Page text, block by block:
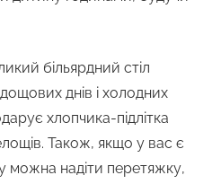
більярдний стіл
днів і холодних
хлопчика-підлітка
Також, якщо у вас є
можна надіти перетяжку,